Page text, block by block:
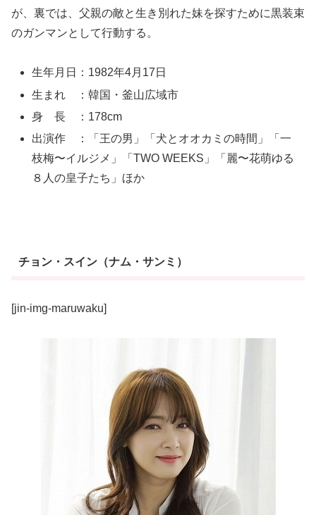
が、裏では、父親の敵と生き別れた妹を探すために黒装束
のガンマンとして行動する。
生年月日：1982年4月17日
生まれ ：韓国・釜山広域市
身 長 ：178cm
出演作 ：「王の男」「犬とオオカミの時間」「一
枝梅〜イルジメ」「TWO WEEKS」「麗〜花萌ゆる
８人の皇子たち」ほか
チョン・スイン（ナム・サンミ）
[jin-img-maruwaku]